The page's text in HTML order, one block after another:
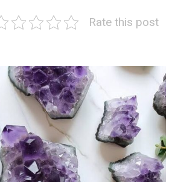
Rate this post